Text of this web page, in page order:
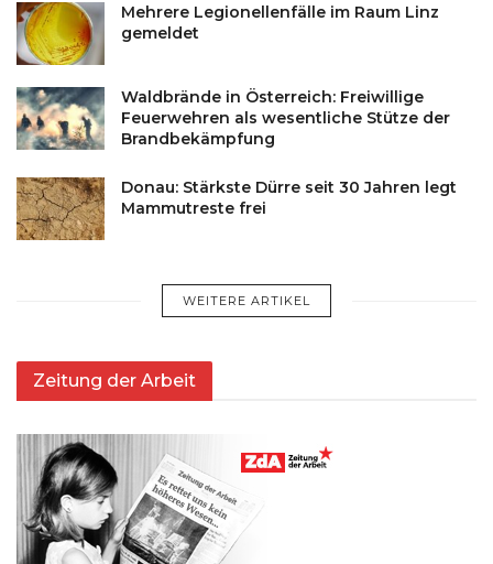
Mehrere Legionellenfälle im Raum Linz
gemeldet
Waldbrände in Österreich: Freiwillige
Feuerwehren als wesentliche Stütze der
Brandbekämpfung
Donau: Stärkste Dürre seit 30 Jahren legt
Mammutreste frei
WEITERE ARTIKEL
Zeitung der Arbeit